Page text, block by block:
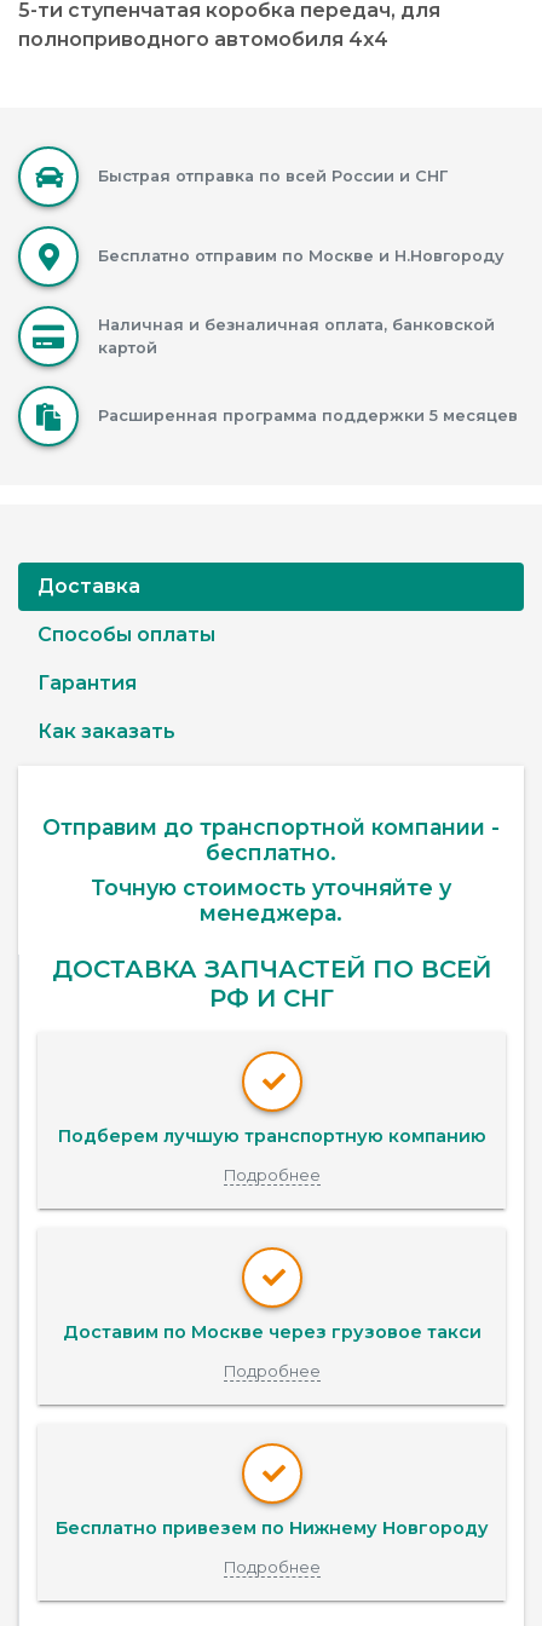
5-ти ступенчатая коробка передач, для
полноприводного автомобиля 4х4
Быстрая отправка по всей России и СНГ
Бесплатно отправим по Москве и Н.Новгороду
Наличная и безналичная оплата, банковской
картой
Расширенная программа поддержки 5 месяцев
Доставка
Способы оплаты
Гарантия
Как заказать
Отправим до транспортной компании -
бесплатно.
Точную стоимость уточняйте у
менеджера.
ДОСТАВКА ЗАПЧАСТЕЙ ПО ВСЕЙ
РФ И СНГ
Подберем лучшую транспортную компанию
Подробнее
Доставим по Москве через грузовое такси
Подробнее
Бесплатно привезем по Нижнему Новгороду
Подробнее